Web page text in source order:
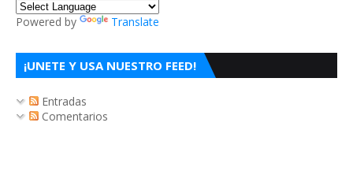
Powered by Translate
¡UNETE Y USA NUESTRO FEED!
Entradas
Comentarios